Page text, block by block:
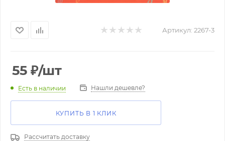
Артикул: 2267-3
55 ₽/шт
Есть в наличии Нашли дешевле?
КУПИТЬ В 1 КЛИК
Рассчитать доставку